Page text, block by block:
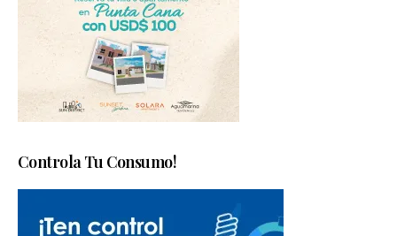
Controla Tu Consumo!